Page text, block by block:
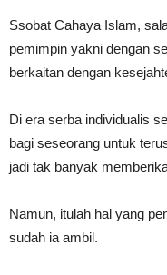
Ssobat Cahaya Islam,
pemimpin yakni dengan
berkaitan dengan
Di era serba individualis
bagi seseorang untuk
jadi tak banyak
Namun, itulah hal yang
sudah ia ambil.